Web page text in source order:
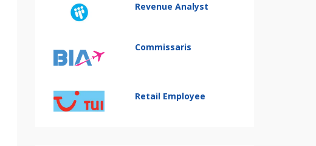
Revenue Analyst
Commissaris
Retail Employee